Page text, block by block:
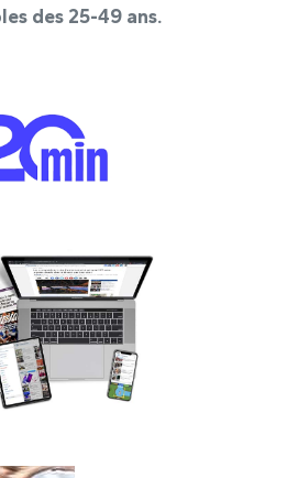
des 25-49 ans.